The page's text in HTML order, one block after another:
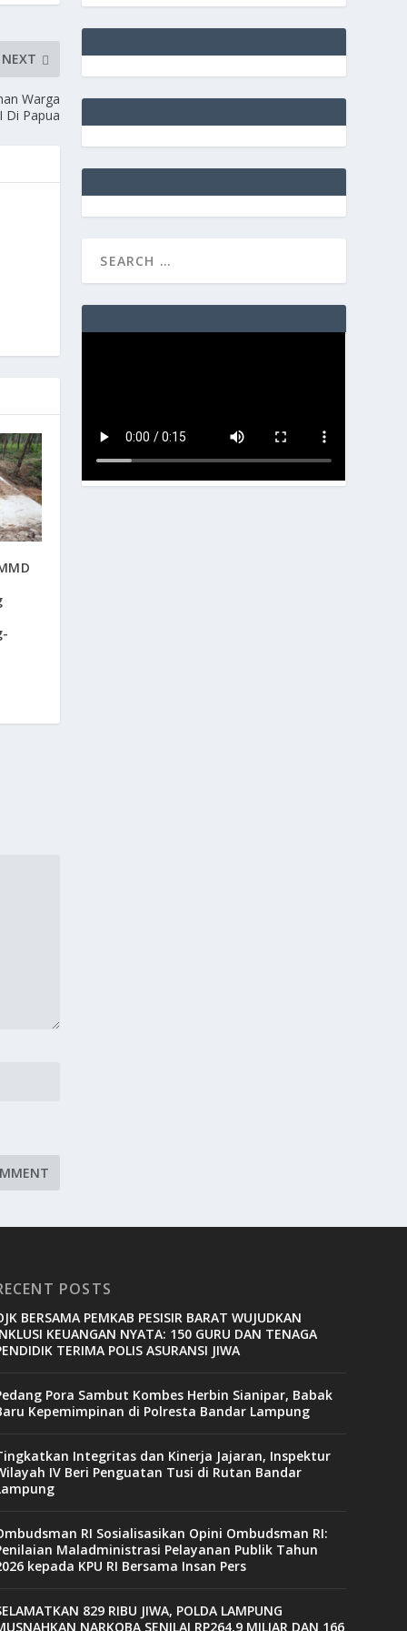
NEXT
Warga
Di Papua
POSTS
BERSAMA PEMKAB PESISIR BARAT WUJUDKAN
KEUANGAN NYATA: 150 GURU DAN TENAGA
TERIMA POLIS ASURANSI JIWA
Pora Sambut Kombes Herbin Sianipar, Babak
Kepemimpinan di Polresta Bandar Lampung
Integritas dan Kinerja Jajaran, Inspektur
IV Beri Penguatan Tusi di Rutan Bandar
RI Sosialisasikan Opini Ombudsman RI:
Maladministrasi Pelayanan Publik Tahun
kepada KPU RI Bersama Insan Pers
829 RIBU JIWA, POLDA LAMPUNG
NARKOBA SENILAI RP264,9 MILIAR DAN 166